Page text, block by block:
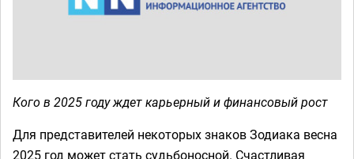
Кого в 2025 году ждет карьерный и финансовый рост
Для представителей некоторых знаков Зодиака весна
2025 год может стать судьбоносной. Счастливая